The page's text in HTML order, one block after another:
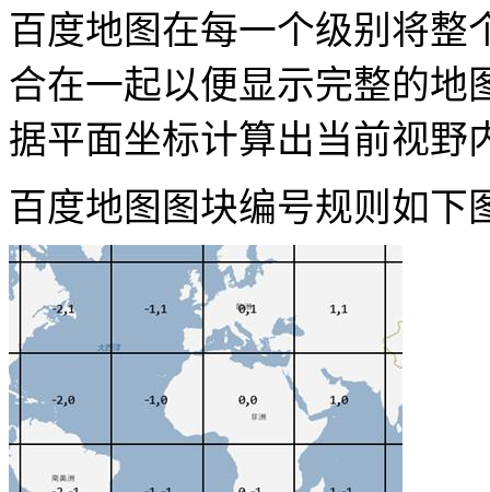
百度地图在每一个级别将
合在一起以便显示完整的地
据平面坐标计算出当前视野
百度地图图块编号规则如下